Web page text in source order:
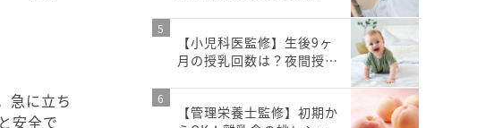
急に立ち
安全で
【小児科医監修】生後9ヶ
月の授乳回数は？夜間授…
【管理栄養士監修】初期か